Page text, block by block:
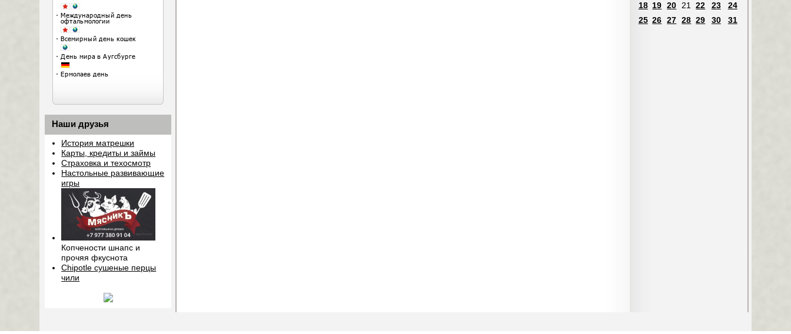
18 19 20 21 22 23
24
25 26 27 28 29 30 31
Наши друзья
История матрешки
Карты, кредиты и займы
Страховка и техосмотр
Настольные развивающие
игры
Копчености шнапс и
прочяя фкуснота
Chipotle сушеные перцы
чили